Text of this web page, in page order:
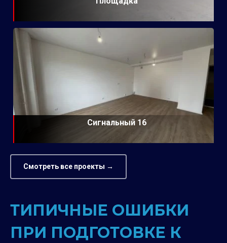
Сигнальный 16
Смотреть все проекты →
ТИПИЧНЫЕ ОШИБКИ
ПРИ ПОДГОТОВКЕ К